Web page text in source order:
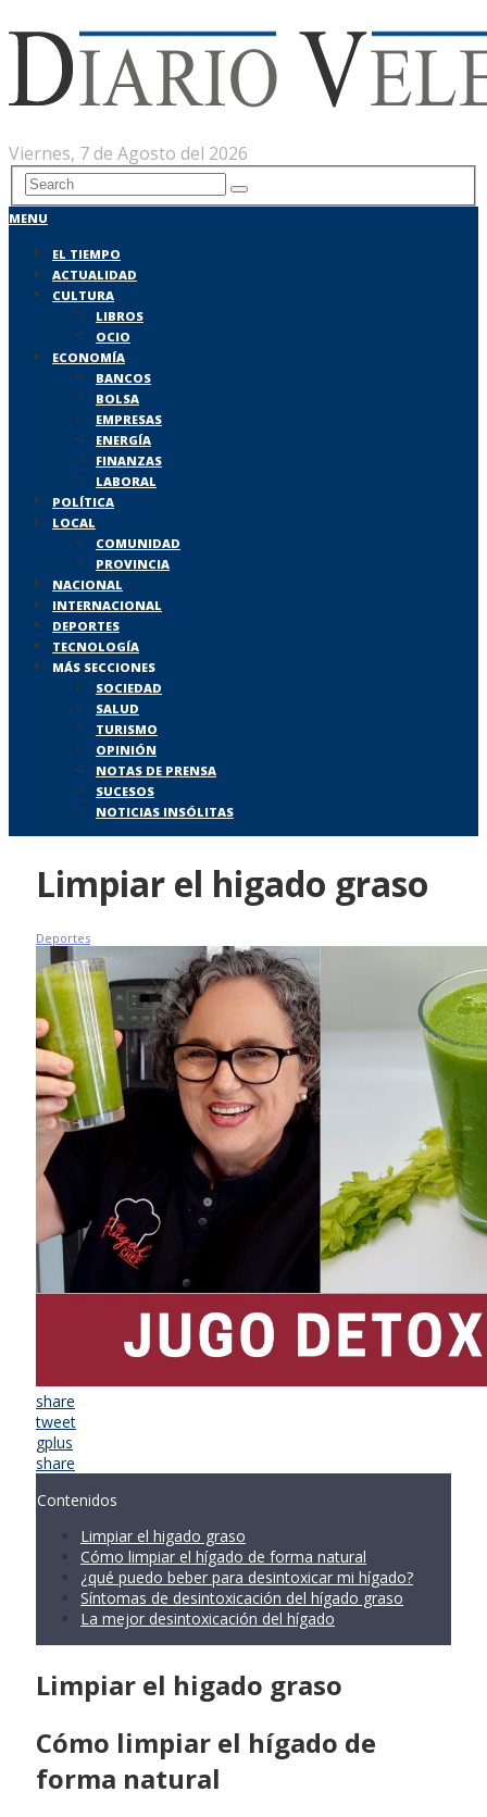
Viernes, 7 de Agosto del 2026
MENU
EL TIEMPO
ACTUALIDAD
CULTURA
LIBROS
OCIO
ECONOMÍA
BANCOS
BOLSA
EMPRESAS
ENERGÍA
FINANZAS
LABORAL
POLÍTICA
LOCAL
COMUNIDAD
PROVINCIA
NACIONAL
INTERNACIONAL
DEPORTES
TECNOLOGÍA
MÁS SECCIONES
SOCIEDAD
SALUD
TURISMO
OPINIÓN
NOTAS DE PRENSA
SUCESOS
NOTICIAS INSÓLITAS
Limpiar el higado graso
Deportes
share
tweet
gplus
share
Contenidos
Limpiar el higado graso
Cómo limpiar el hígado de forma natural
¿qué puedo beber para desintoxicar mi hígado?
Síntomas de desintoxicación del hígado graso
La mejor desintoxicación del hígado
Limpiar el higado graso
Cómo limpiar el hígado de
forma natural